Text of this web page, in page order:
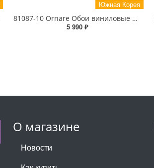
Южная Корея
81087-10 Ornare Обои виниловые на бумажной основе 1.06*15.5
5 990 ₽
О магазине
Новости